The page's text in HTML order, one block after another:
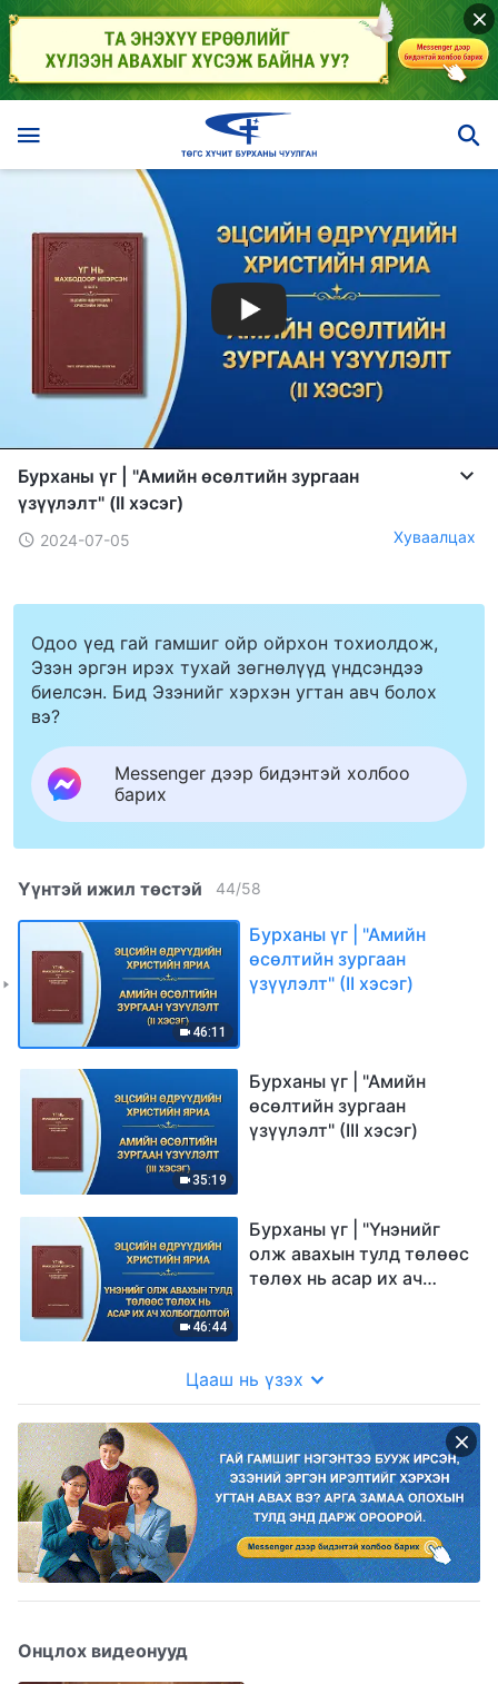
Бурханы үг | "Амийн өсөлтийн зургаан
үзүүлэлт" (II хэсэг)
2024-07-05 Хуваалцах
Одоо үед гай гамшиг ойр ойрхон тохиолдож,
Эзэн эргэн ирэх тухай зөгнөлүүд үндсэндээ
биелсэн. Бид Эзэнийг хэрхэн угтан авч болох
вэ?
Messenger дээр бидэнтэй холбоо
барих
Үүнтэй ижил төстэй 44/58
46:11
Бурханы үг | "Амийн
өсөлтийн зургаан
үзүүлэлт" (II хэсэг)
35:19
Бурханы үг | "Амийн
өсөлтийн зургаан
үзүүлэлт" (III хэсэг)
46:44
Бурханы үг | "Үнэнийг
олж авахын тулд төлөөс
төлөх нь асар их ач
Цааш нь үзэх
Онцлох видеонууд